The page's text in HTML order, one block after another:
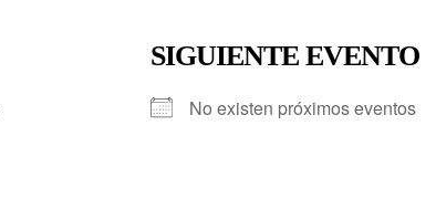
SIGUIENTE EVENTO
No existen próximos eventos